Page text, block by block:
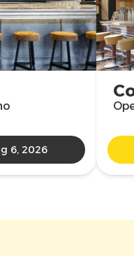
6, 2026